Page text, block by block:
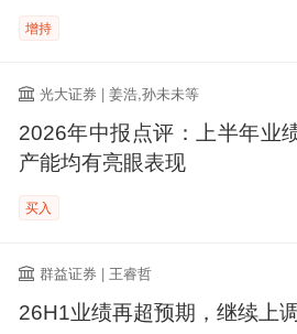
增持
光大证券 | 姜浩,孙未未等
2026年中报点评：上半年业
产能均有亮眼表现
买入
群益证券 | 王睿哲
26H1业绩再超预期，继续上